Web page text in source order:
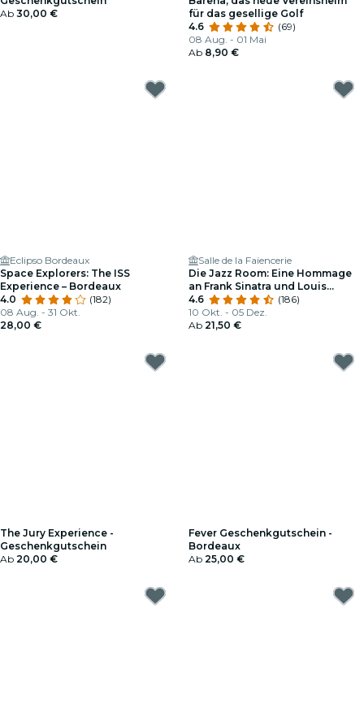
Ab 30,00 €
für das gesellige Golf
4.6
(69)
08 Aug. - 01 Mai
Ab 8,90 €
Eclipso Bordeaux
Space Explorers: The ISS
Experience – Bordeaux
4.0
(182)
08 Aug. - 31 Okt.
28,00 €
Salle de la Faïencerie
Die Jazz Room: Eine Hommage
an Frank Sinatra und Louis
Armstrong
4.6
(186)
10 Okt. - 05 Dez.
Ab 21,50 €
The Jury Experience -
Geschenkgutschein
Ab 20,00 €
Fever Geschenkgutschein -
Bordeaux
Ab 25,00 €